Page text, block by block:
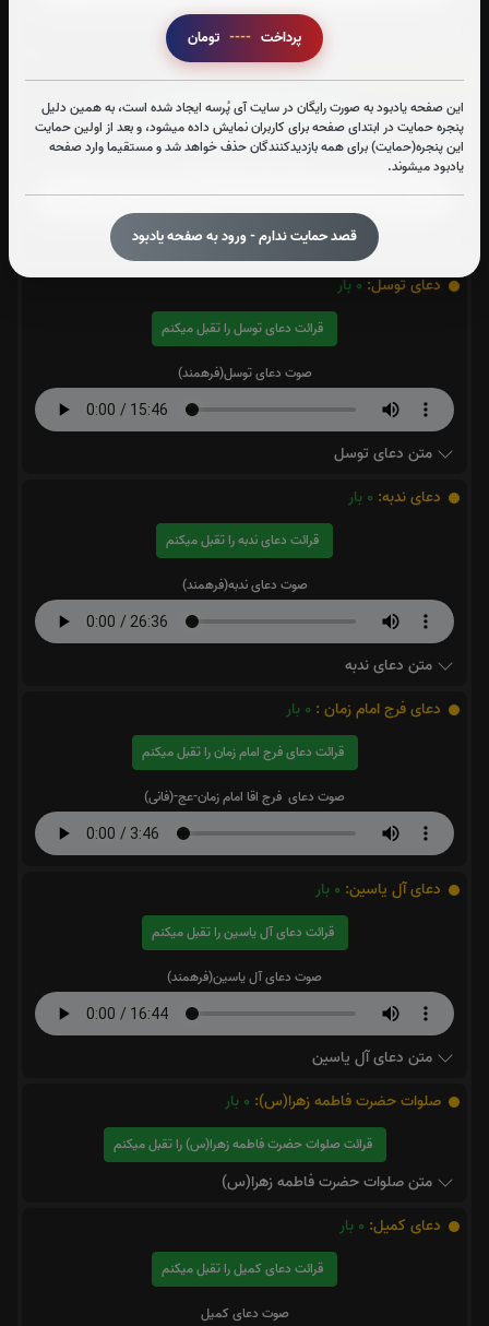
پرداخت ----
این صفحه یادبود به صورت رایگان در سایت آی پُرسه ایجاد شده است، به همین دلیل
پنجره حمایت در ابتدای صفحه برای کاربران نمایش داده میشود، و بعد از اولین حمایت
این پنجره(حمایت) برای همه بازدیدکنندگان حذف خواهد شد و مستقیما وارد صفحه
یادبود میشوند.
قصد حمایت ندارم - ورود به صفحه یادبود
حدیث کساء:0بار
قرائت حدیث کساء را تقبل میکنم
متن حدیث کساء
دعای توسل:0بار
قرائت دعای توسل را تقبل میکنم
صوت دعای توسل(فرهمند)
متن دعای توسل
دعای ندبه: 0 بار
قرائت دعای ندبه را تقبل میکنم
صوت دعای ندبه(فرهمند)
متن دعای ندبه
دعای فرج امام زمان : 0 بار
قرائت دعای فرج امام زمان را تقبل میکنم
صوت دعای فرج اقا امام زمان-عج-(فانی)
دعای آل یاسین: 0 بار
قرائت دعای آل یاسین را تقبل میکنم
صوت دعای آل یاسین(فرهمند)
متن دعای آل یاسین
صلوات حضرت فاطمه زهرا(س): 0 بار
قرائت صلوات حضرت فاطمه زهرا(س) را تقبل میکنم
متن صلوات حضرت فاطمه زهرا(س)
دعای کمیل: 0 بار
قرائت دعای کمیل را تقبل میکنم
صوت دعای کمیل